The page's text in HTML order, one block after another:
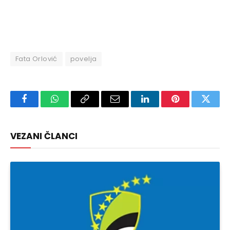
Fata Orlović povelja
FacebookWhatsAppCopy
Email LinkedInPinterest
VEZANI ČLANCI